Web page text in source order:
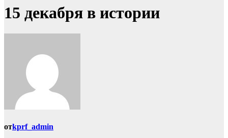
15 декабря в истории
отkprf_admin